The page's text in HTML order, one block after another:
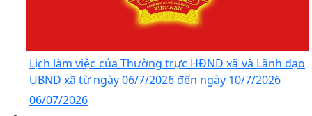
Lịch làm việc của Thường trực HĐND xã và Lãnh đạo
UBND xã từ ngày 06/7/2026 đến ngày 10/7/2026
06/07/2026